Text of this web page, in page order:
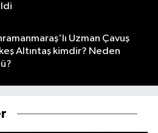
Uzman Çavuş
Altıntaş kimdir? Neden